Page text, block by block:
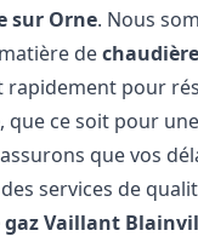
sur Orne. Nous
de
pour
, que ce soit pour
que vos
services de
Vaillant